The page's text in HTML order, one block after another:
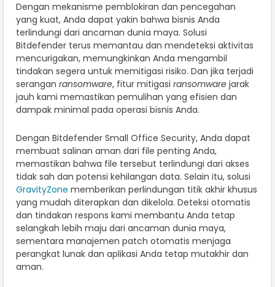
Dengan mekanisme pemblokiran dan pencegahan
yang kuat, Anda dapat yakin bahwa bisnis Anda
terlindungi dari ancaman dunia maya. Solusi
Bitdefender terus memantau dan mendeteksi aktivitas
mencurigakan, memungkinkan Anda mengambil
tindakan segera untuk memitigasi risiko. Dan jika terjadi
serangan ransomware, fitur mitigasi ransomware jarak
jauh kami memastikan pemulihan yang efisien dan
dampak minimal pada operasi bisnis Anda.
Dengan Bitdefender Small Office Security, Anda dapat
membuat salinan aman dari file penting Anda,
memastikan bahwa file tersebut terlindungi dari akses
tidak sah dan potensi kehilangan data. Selain itu, solusi
GravityZone memberikan perlindungan titik akhir khusus
yang mudah diterapkan dan dikelola. Deteksi otomatis
dan tindakan respons kami membantu Anda tetap
selangkah lebih maju dari ancaman dunia maya,
sementara manajemen patch otomatis menjaga
perangkat lunak dan aplikasi Anda tetap mutakhir dan
aman.